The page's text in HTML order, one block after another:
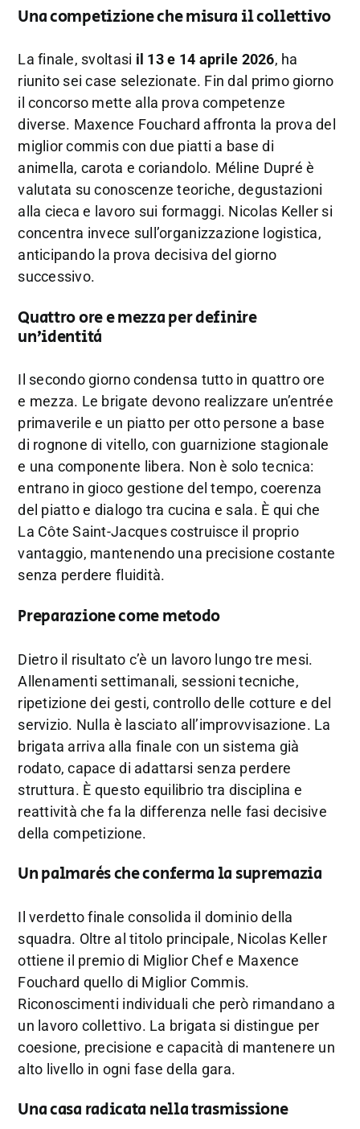
Una competizione che misura il collettivo
La finale, svoltasi il 13 e 14 aprile 2026, ha
riunito sei case selezionate. Fin dal primo giorno
il concorso mette alla prova competenze
diverse. Maxence Fouchard affronta la prova del
miglior commis con due piatti a base di
animella, carota e coriandolo. Méline Dupré è
valutata su conoscenze teoriche, degustazioni
alla cieca e lavoro sui formaggi. Nicolas Keller si
concentra invece sull’organizzazione logistica,
anticipando la prova decisiva del giorno
successivo.
Quattro ore e mezza per definire
un’identità
Il secondo giorno condensa tutto in quattro ore
e mezza. Le brigate devono realizzare un’entrée
primaverile e un piatto per otto persone a base
di rognone di vitello, con guarnizione stagionale
e una componente libera. Non è solo tecnica:
entrano in gioco gestione del tempo, coerenza
del piatto e dialogo tra cucina e sala. È qui che
La Côte Saint-Jacques costruisce il proprio
vantaggio, mantenendo una precisione costante
senza perdere fluidità.
Preparazione come metodo
Dietro il risultato c’è un lavoro lungo tre mesi.
Allenamenti settimanali, sessioni tecniche,
ripetizione dei gesti, controllo delle cotture e del
servizio. Nulla è lasciato all’improvvisazione. La
brigata arriva alla finale con un sistema già
rodato, capace di adattarsi senza perdere
struttura. È questo equilibrio tra disciplina e
reattività che fa la differenza nelle fasi decisive
della competizione.
Un palmarès che conferma la supremazia
Il verdetto finale consolida il dominio della
squadra. Oltre al titolo principale, Nicolas Keller
ottiene il premio di Miglior Chef e Maxence
Fouchard quello di Miglior Commis.
Riconoscimenti individuali che però rimandano a
un lavoro collettivo. La brigata si distingue per
coesione, precisione e capacità di mantenere un
alto livello in ogni fase della gara.
Una casa radicata nella trasmissione